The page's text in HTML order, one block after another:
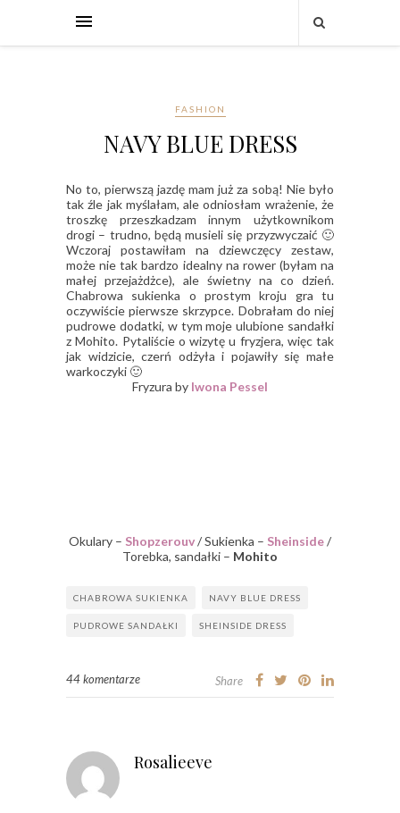
FASHION
NAVY BLUE DRESS
No to, pierwszą jazdę mam już za sobą! Nie było
tak źle jak myślałam, ale odniosłam wrażenie, że
troszkę przeszkadzam innym użytkownikom
drogi – trudno, będą musieli się przyzwyczaić 🙂
Wczoraj postawiłam na dziewczęcy zestaw,
może nie tak bardzo idealny na rower (byłam na
małej przejażdżce), ale świetny na co dzień.
Chabrowa sukienka o prostym kroju gra tu
oczywiście pierwsze skrzypce. Dobrałam do niej
pudrowe dodatki, w tym moje ulubione sandałki
z Mohito. Pytaliście o wizytę u fryzjera, więc tak
jak widzicie, czerń odżyła i pojawiły się małe
warkoczyki 🙂
Fryzura by Iwona Pessel
Okulary – Shopzerouv/ Sukienka – Sheinside/
Torebka, sandałki – Mohito
CHABROWA SUKIENKA NAVY BLUE DRESS
PUDROWE SANDAŁKI SHEINSIDE DRESS
44 komentarze Share
Rosalieeve